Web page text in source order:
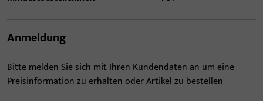
Anmeldung
Bitte melden Sie sich mit Ihren Kundendaten an um eine
Preisinformation zu erhalten oder Artikel zu bestellen